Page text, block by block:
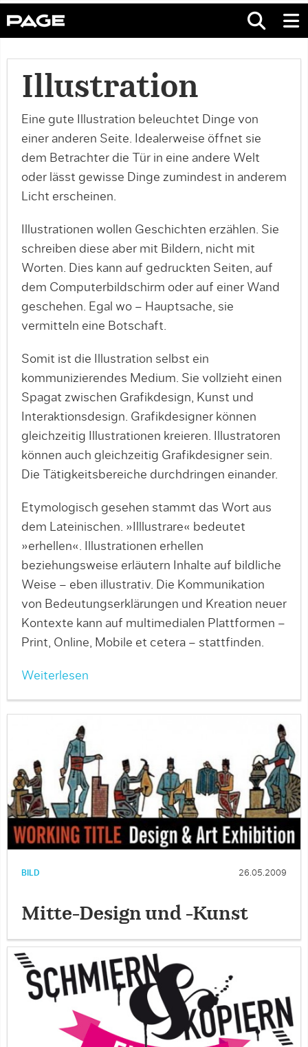
Illustration
Eine gute Illustration beleuchtet Dinge von
einer anderen Seite. Idealerweise öffnet sie
dem Betrachter die Tür in eine andere Welt
oder lässt gewisse Dinge zumindest in anderem
Licht erscheinen.
Illustrationen wollen Geschichten erzählen. Sie
schreiben diese aber mit Bildern, nicht mit
Worten. Dies kann auf gedruckten Seiten, auf
dem Computerbildschirm oder auf einer Wand
geschehen. Egal wo – Hauptsache, sie
vermitteln eine Botschaft.
Somit ist die Illustration selbst ein
kommunizierendes Medium. Sie vollzieht einen
Spagat zwischen Grafikdesign, Kunst und
Interaktionsdesign. Grafikdesigner können
gleichzeitig Illustrationen kreieren. Illustratoren
können auch gleichzeitig Grafikdesigner sein.
Die Tätigkeitsbereiche durchdringen einander.
Etymologisch gesehen stammt das Wort aus
dem Lateinischen. »Illlustrare« bedeutet
»erhellen«. Illustrationen erhellen
beziehungsweise erläutern Inhalte auf bildliche
Weise – eben illustrativ. Die Kommunikation
von Bedeutungserklärungen und Kreation neuer
Kontexte kann auf multimedialen Plattformen –
Print, Online, Mobile et cetera – stattfinden.
Weiterlesen
BILD 26.05.2009
Mitte-Design und -Kunst